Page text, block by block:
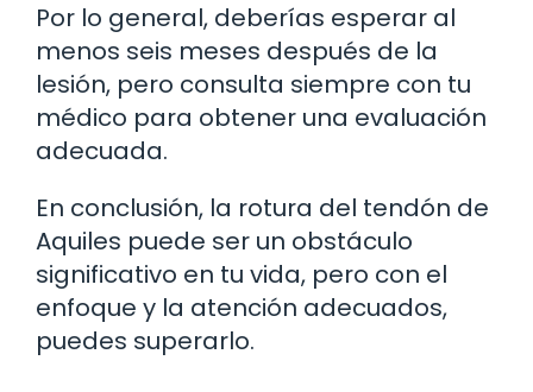
Por lo general, deberías esperar al
menos seis meses después de la
lesión, pero consulta siempre con tu
médico para obtener una evaluación
adecuada.
En conclusión, la rotura del tendón de
Aquiles puede ser un obstáculo
significativo en tu vida, pero con el
enfoque y la atención adecuados,
puedes superarlo.